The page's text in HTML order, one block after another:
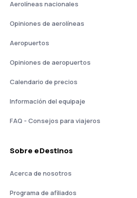
Aerolíneas nacionales
Opiniones de aerolíneas
Aeropuertos
Opiniones de aeropuertos
Calendario de precios
Información del equipaje
FAQ - Consejos para viajeros
Sobre eDestinos
Acerca de nosotros
Programa de afiliados